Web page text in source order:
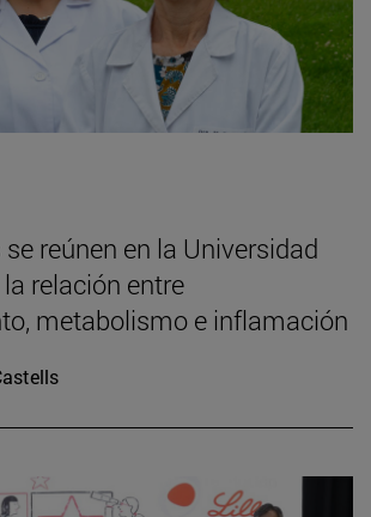
reúnen en la Universidad
relación entre
metabolismo e inflamación